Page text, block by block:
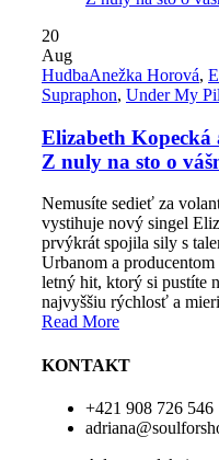
20
Aug
HudbaAnežka Horová,
Supraphon, Under My
Elizabeth
Z nuly na sto o
Nemusíte sedieť za
vystihuje nový singel
prvýkrát spojila sily s
Urbanom a
letný hit, ktorý si pustíte
najvyššiu rýchlosť a
Read More
KONTAKT
+421 908 726 546